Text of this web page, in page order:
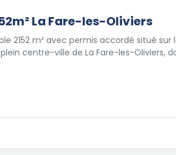
La Fare-les-Oliviers
2152 m² avec permis accordé situé sur
centre-ville de La Fare-les-Oliviers,